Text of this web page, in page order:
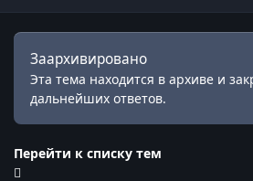
Заархивировано
Эта тема находится в архиве и
дальнейших ответов.
Перейти к списку тем